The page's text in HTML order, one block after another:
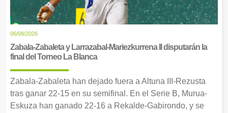
06/08/2026
Zabala-Zabaleta y Larrazabal-Mariezkurrena II disputarán la
final del Torneo La Blanca
Zabala-Zabaleta han dejado fuera a Altuna III-Rezusta
tras ganar 22-15 en su semifinal. En el Serie B, Murua-
Eskuza han ganado 22-16 a Rekalde-Gabirondo, y se